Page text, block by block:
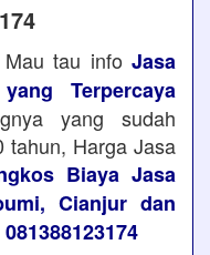
tau infoJasa
Terpercaya
yang sudah
tahun, Harga Jasa
Biaya Jasa
Cianjur dan
081388123174